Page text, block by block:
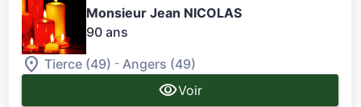
Monsieur Jean NICOLAS
90 ans
Tierce (49) - Angers (49)
Voir